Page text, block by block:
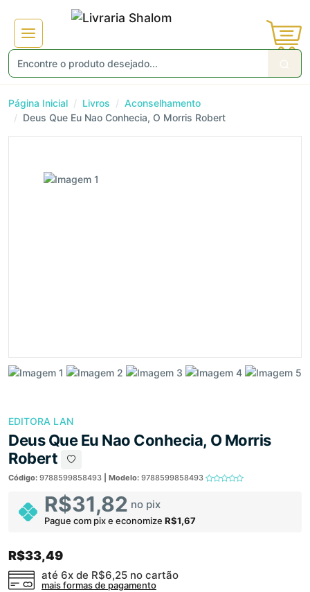
Página Inicial Livros
Aconselhamento
Deus Que Eu Nao Conhecia, O Morris Robert
EDITORA LAN
Deus Que Eu Nao Conhecia, O Morris
Robert
Código: 9788599858493 | Modelo: 9788599858493
R$31,82 no pix
Pague com pix e economize R$1,67
R$33,49
até 6x de R$6,25 no cartão
mais formas de pagamento